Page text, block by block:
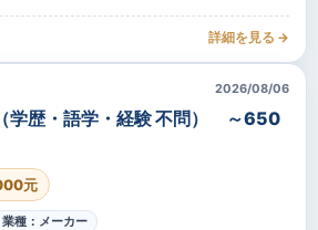
詳細を見る →
2026/08/06
学歴・語学・経験 不問） ～650
元
業種：メーカー